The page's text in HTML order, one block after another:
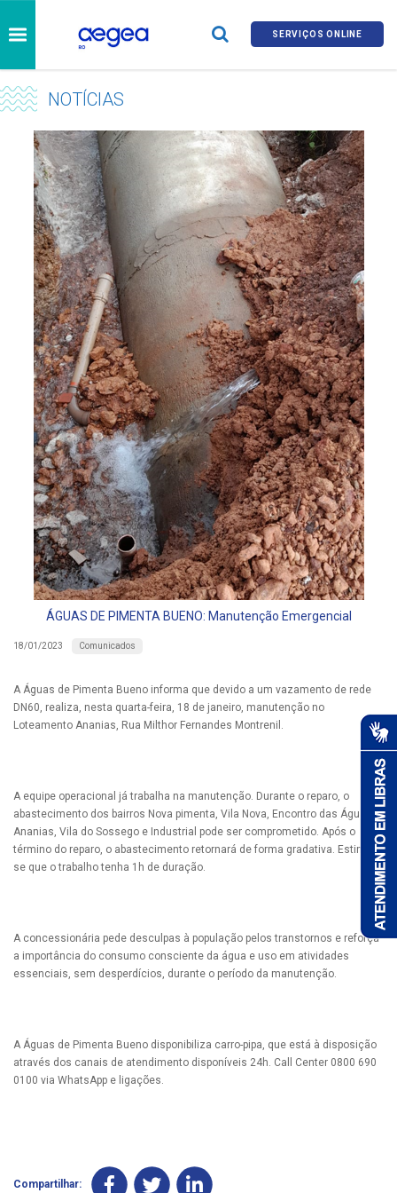
SERVIÇOS ONLINE
NOTÍCIAS
ÁGUAS DE PIMENTA BUENO: Manutenção Emergencial
18/01/2023 Comunicados
A Águas de Pimenta Bueno informa que devido a um vazamento de rede
DN60, realiza, nesta quarta-feira, 18 de janeiro, manutenção no
Loteamento Ananias, Rua Milthor Fernandes Montrenil.
A equipe operacional já trabalha na manutenção. Durante o reparo, o
abastecimento dos bairros Nova pimenta, Vila Nova, Encontro das Águas,
Ananias, Vila do Sossego e Industrial pode ser comprometido. Após o
término do reparo, o abastecimento retornará de forma gradativa. Estima-
se que o trabalho tenha 1h de duração.
A concessionária pede desculpas à população pelos transtornos e reforça
a importância do consumo consciente da água e uso em atividades
essenciais, sem desperdícios, durante o período da manutenção.
A Águas de Pimenta Bueno disponibiliza carro-pipa, que está à disposição
através dos canais de atendimento disponíveis 24h. Call Center 0800 690
0100 via WhatsApp e ligações.
Compartilhar: